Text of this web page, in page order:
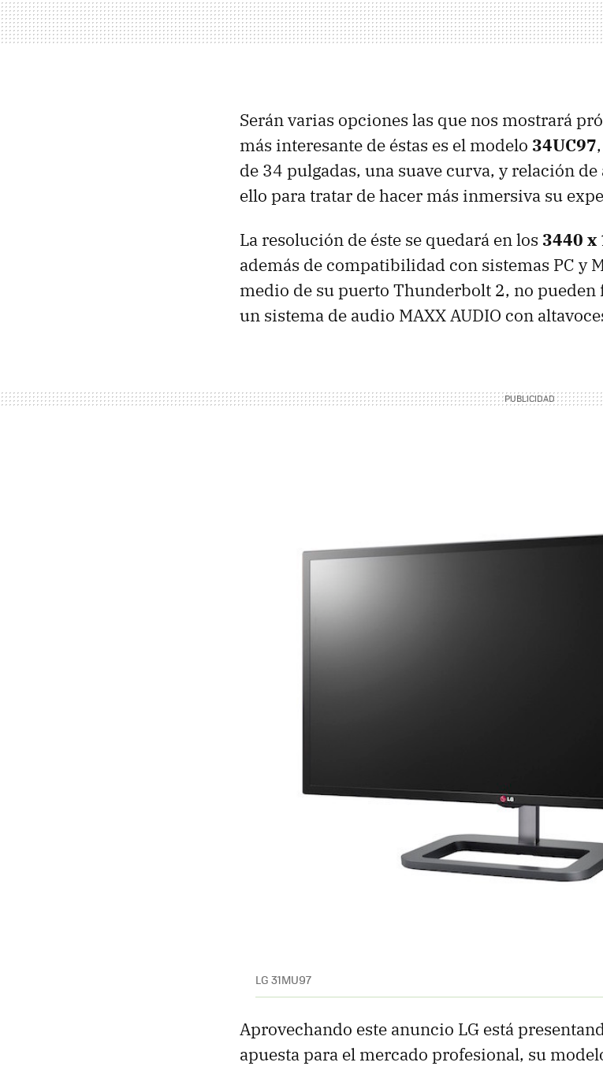
Serán varias opciones las que nos mostrará
más interesante de éstas es el modelo 34UC97
de 34 pulgadas, una suave curva, y relación
ello para tratar de hacer más inmersiva su
La resolución de éste se quedará en los 3440 x
además de compatibilidad con sistemas PC y
medio de su puerto Thunderbolt 2, no pueden
un sistema de audio MAXX AUDIO con
LG 31MU97
Aprovechando este anuncio LG está
apuesta para el mercado profesional, su